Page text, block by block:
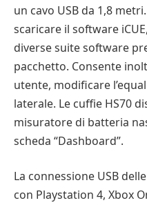
un cavo USB da 1,8
scaricare il software
diverse suite software
pacchetto. Consente
utente, modificare
laterale. Le cuffie HS70
misuratore di batteria
scheda “Dashboard”.
La connessione USB
con Playstation 4, Xbox